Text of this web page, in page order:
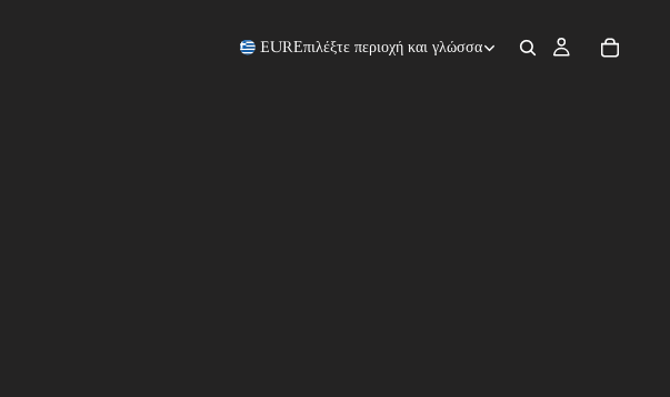
EURΕπιλέξτε περιοχή και γλώσσα